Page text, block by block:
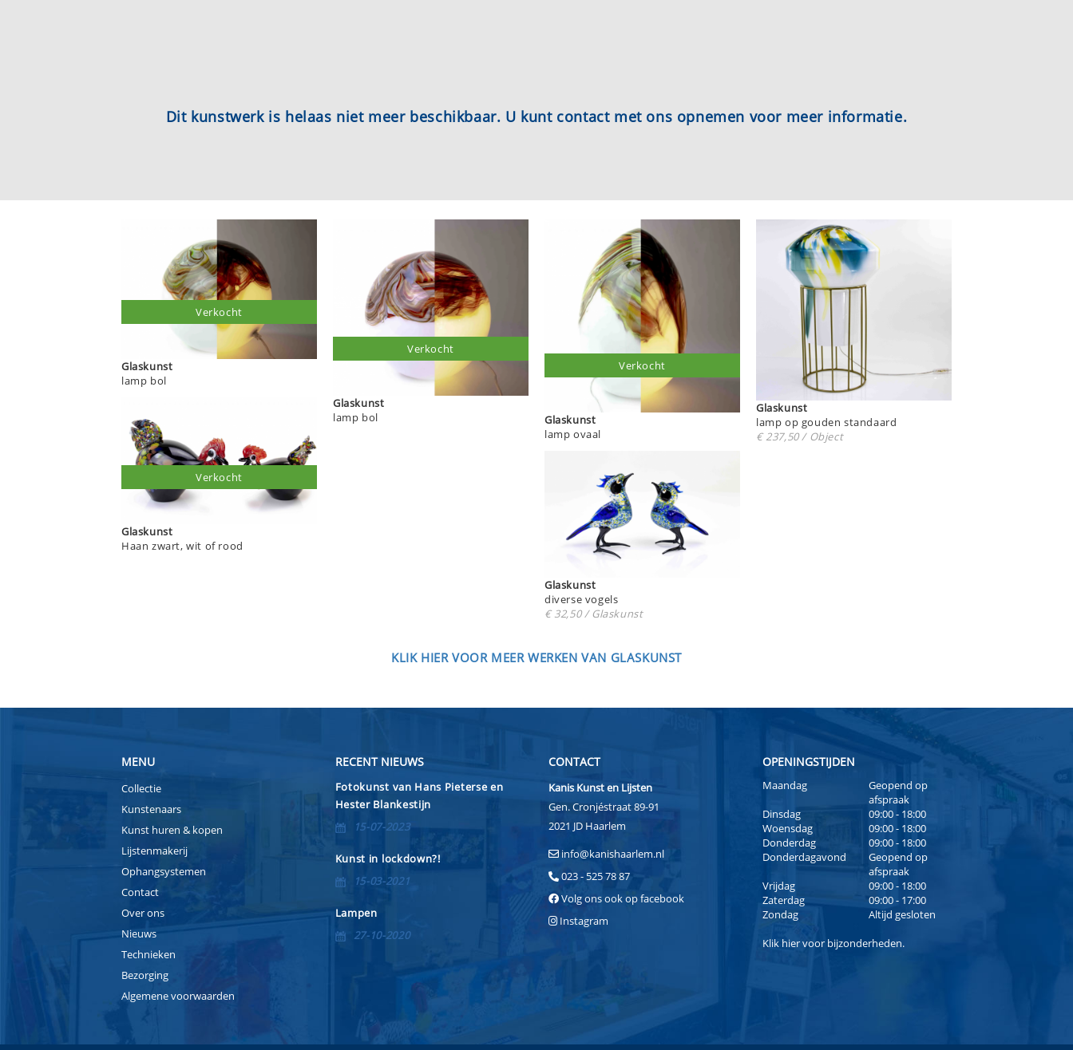
Dit kunstwerk is helaas niet meer beschikbaar. U kunt contact met ons opnemen voor meer informatie.
Glaskunst
lamp bol
Verkocht
Glaskunst
Haan zwart, wit of rood
Verkocht
Glaskunst
lamp bol
Verkocht
Glaskunst
lamp ovaal
Verkocht
Glaskunst
diverse vogels
€ 32,50 / Glaskunst
Glaskunst
lamp op gouden standaard
€ 237,50 / Object
KLIK HIER VOOR MEER WERKEN VAN GLASKUNST
MENU
Collectie
Kunstenaars
Kunst huren & kopen
Lijstenmakerij
Ophangsystemen
Contact
Over ons
Nieuws
Technieken
Bezorging
Algemene voorwaarden
RECENT NIEUWS
Fotokunst van Hans Pieterse en
Hester Blankestijn
15-07-2023
Kunst in lockdown?!
15-03-2021
Lampen
27-10-2020
CONTACT
Kanis Kunst en Lijsten
Gen. Cronjéstraat 89-91
2021 JD Haarlem
info@kanishaarlem.nl
023 - 525 78 87
Volg ons ook op facebook
Instagram
OPENINGSTIJDEN
Maandag
Geopend op
afspraak
Dinsdag
09:00 - 18:00
Woensdag
09:00 - 18:00
Donderdag
09:00 - 18:00
Donderdagavond
Geopend op
afspraak
Vrijdag
09:00 - 18:00
Zaterdag
09:00 - 17:00
Zondag
Altijd gesloten
Klik hiervoor bijzonderheden.